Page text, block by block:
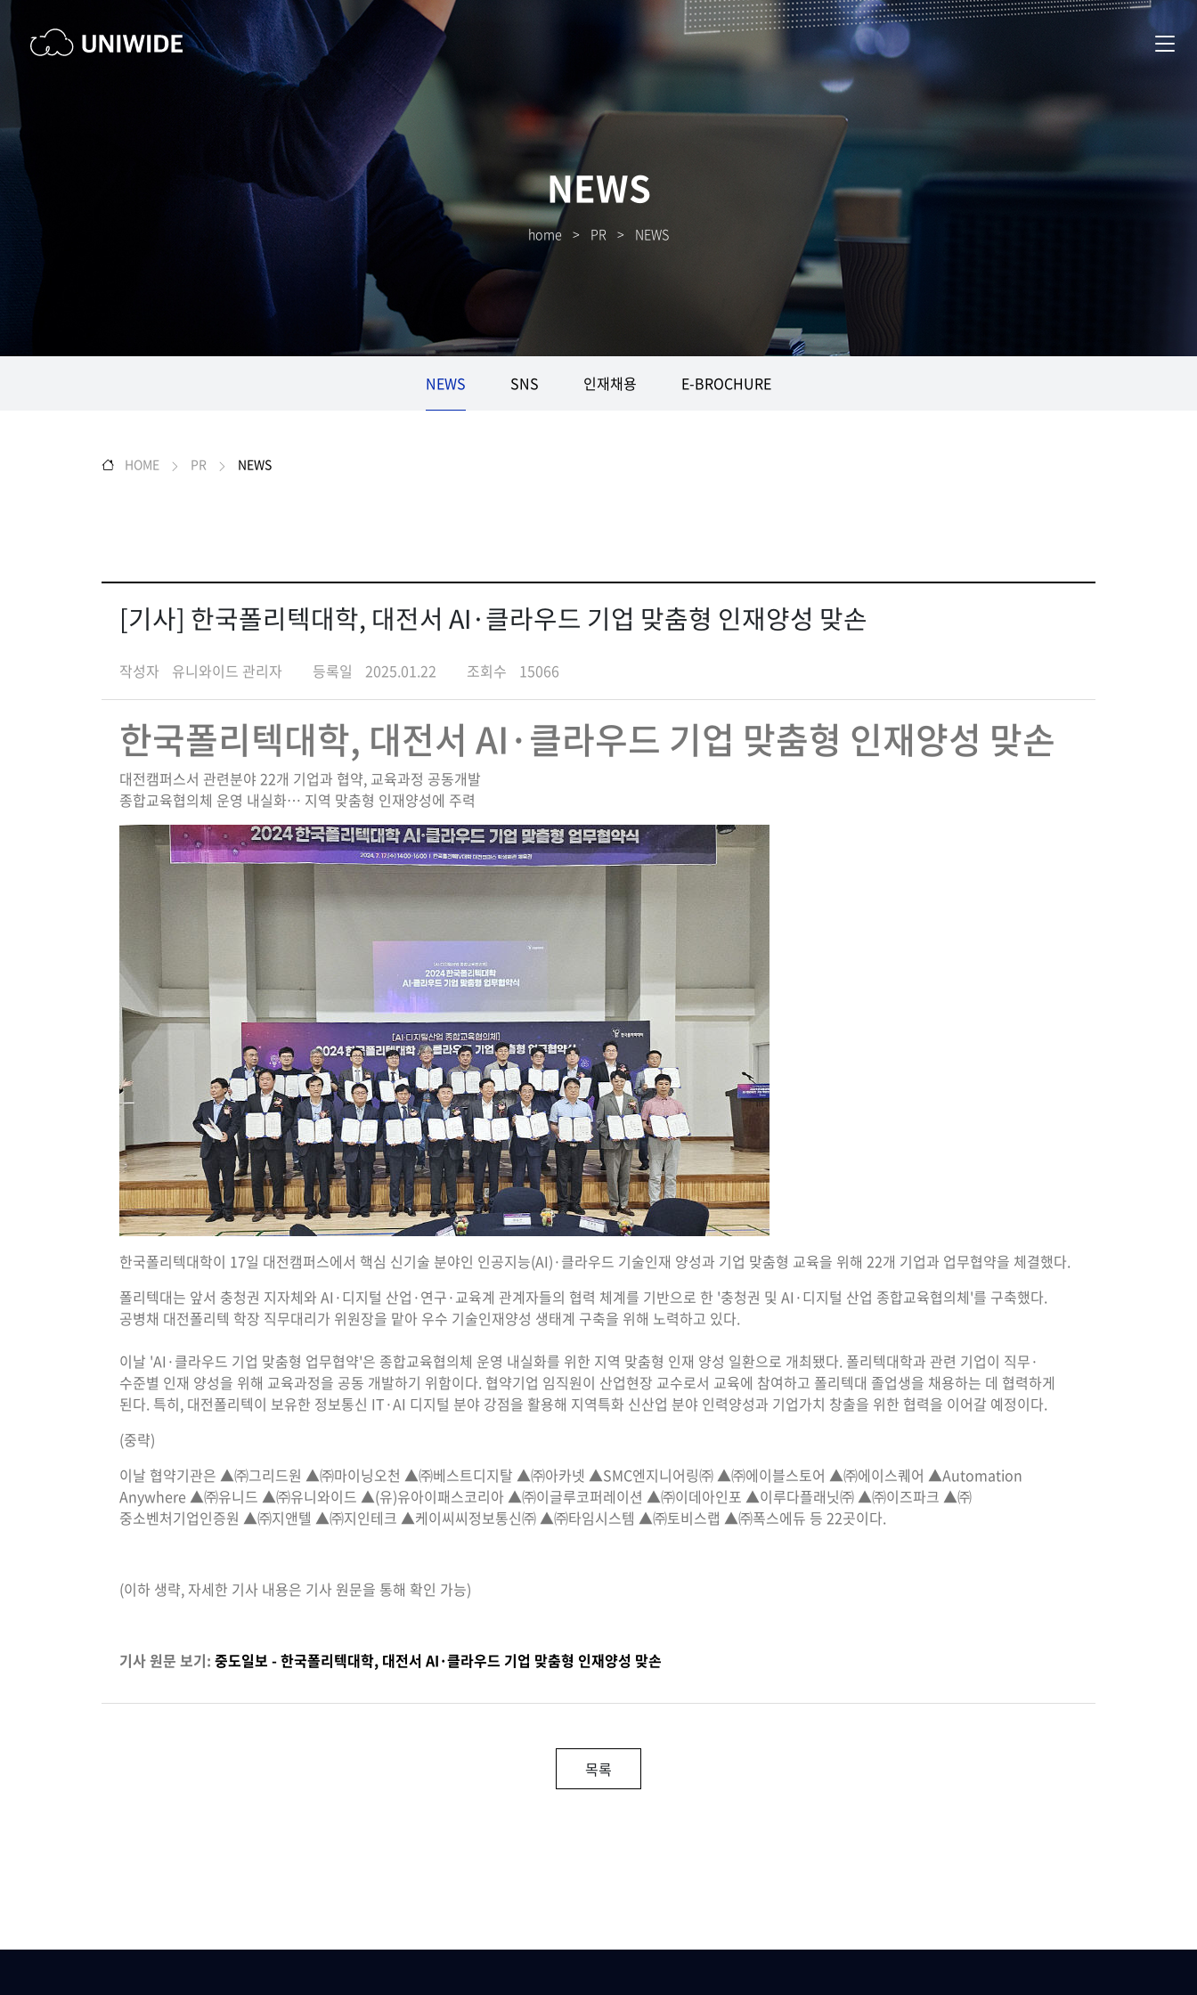
NEWS
home > PR > NEWS
NEWS SNS 인재채용 E-BROCHURE
HOME PR NEWS
[기사] 한국폴리텍대학, 대전서 AI·클라우드 기업 맞춤형 인재양성 맞손
작성자 유니와이드 관리자 등록일 2025.01.22 조회수 15066
한국폴리텍대학, 대전서 AI·클라우드 기업 맞춤형 인재양성 맞손
대전캠퍼스서 관련분야 22개 기업과 협약, 교육과정 공동개발
종합교육협의체 운영 내실화… 지역 맞춤형 인재양성에 주력
한국폴리텍대학이 17일 대전캠퍼스에서 핵심 신기술 분야인 인공지능(AI)·클라우드 기술인재 양성과 기업 맞춤형 교육을 위해 22개 기업과 업무협약을 체결했다.
폴리텍대는 앞서 충청권 지자체와 AI·디지털 산업·연구·교육계 관계자들의 협력 체계를 기반으로 한 '충청권 및 AI·디지털 산업 종합교육협의체'를 구축했다.
공병채 대전폴리텍 학장 직무대리가 위원장을 맡아 우수 기술인재양성 생태계 구축을 위해 노력하고 있다.
이날 'AI·클라우드 기업 맞춤형 업무협약'은 종합교육협의체 운영 내실화를 위한 지역 맞춤형 인재 양성 일환으로 개최됐다. 폴리텍대학과 관련 기업이 직무·
수준별 인재 양성을 위해 교육과정을 공동 개발하기 위함이다. 협약기업 임직원이 산업현장 교수로서 교육에 참여하고 폴리텍대 졸업생을 채용하는 데 협력하게
된다. 특히, 대전폴리텍이 보유한 정보통신 IT·AI 디지털 분야 강점을 활용해 지역특화 신산업 분야 인력양성과 기업가치 창출을 위한 협력을 이어갈 예정이다.
(중략)
이날 협약기관은 ▲㈜그리드원 ▲㈜마이닝오천 ▲㈜베스트디지탈 ▲㈜아카넷 ▲SMC엔지니어링㈜ ▲㈜에이블스토어 ▲㈜에이스퀘어 ▲Automation
Anywhere ▲㈜유니드 ▲㈜유니와이드 ▲(유)유아이패스코리아 ▲㈜이글루코퍼레이션 ▲㈜이데아인포 ▲이루다플래닛㈜ ▲㈜이즈파크 ▲㈜
중소벤처기업인증원 ▲㈜지앤텔 ▲㈜지인테크 ▲케이씨씨정보통신㈜ ▲㈜타임시스템 ▲㈜토비스랩 ▲㈜폭스에듀 등 22곳이다.
(이하 생략, 자세한 기사 내용은 기사 원문을 통해 확인 가능)
기사 원문 보기: 중도일보 - 한국폴리텍대학, 대전서 AI·클라우드 기업 맞춤형 인재양성 맞손
목록